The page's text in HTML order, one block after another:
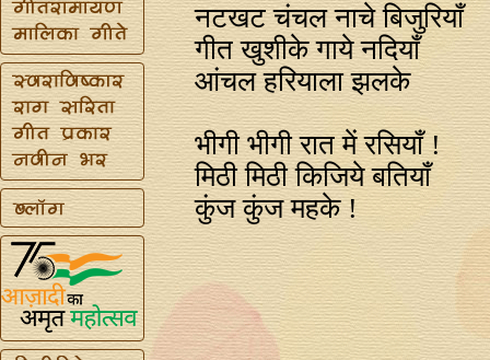
नटखट चंचल नाचे बिजुरियाँ
गीत खुशीके गाये नदियाँ
आंचल हरियाला झलके
भीगी भीगी रात में रसियाँ !
मिठी मिठी किजिये बतियाँ
कुंज कुंज महके !